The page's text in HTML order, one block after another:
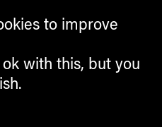
to improve
with this, but you